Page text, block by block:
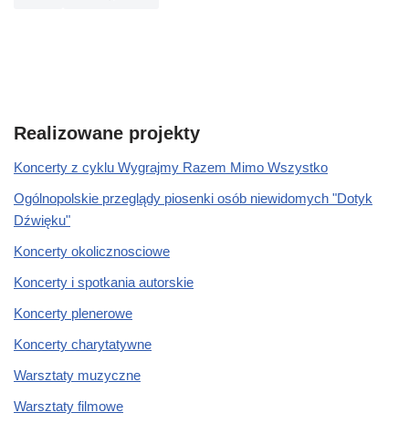
Realizowane projekty
Koncerty z cyklu Wygrajmy Razem Mimo Wszystko
Ogólnopolskie przeglądy piosenki osób niewidomych "Dotyk
Dźwięku"
Koncerty okolicznosciowe
Koncerty i spotkania autorskie
Koncerty plenerowe
Koncerty charytatywne
Warsztaty muzyczne
Warsztaty filmowe